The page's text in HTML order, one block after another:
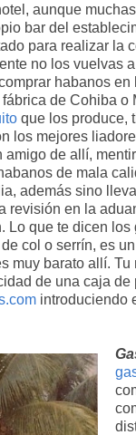
aunque
bar del
para realizar la
no los vuelvas
habanos en
de Cohiba o
que los produce,
los mejores
amigo de allí,
de mala
además sino
revisión en la
Lo que te dicen los
col o serrín, es
muy barato allí. Tu
de una caja de
introduciendo